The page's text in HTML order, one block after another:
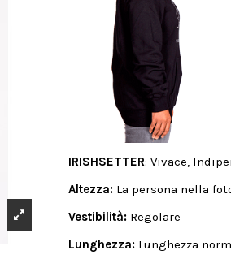
IRISHSETTER: Vivace,
Altezza: La persona nella
Vestibilità: Regolare
Lunghezza: Lunghezza